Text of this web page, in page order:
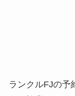
ランクルFJの予